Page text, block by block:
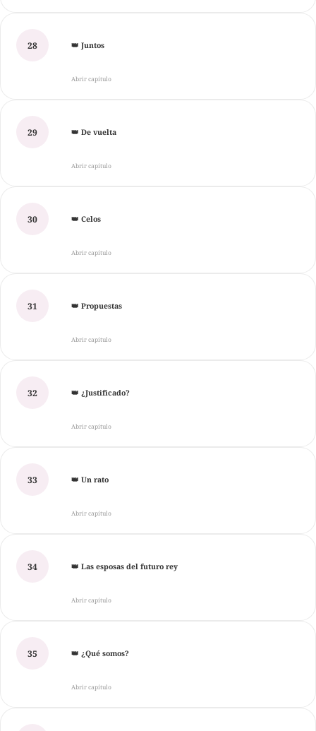
28 👑 Juntos
Abrir capítulo
29 👑 De vuelta
Abrir capítulo
30 👑 Celos
Abrir capítulo
31 👑 Propuestas
Abrir capítulo
32 👑 ¿Justificado?
Abrir capítulo
33 👑 Un rato
Abrir capítulo
34 👑 Las esposas del futuro rey
Abrir capítulo
35 👑 ¿Qué somos?
Abrir capítulo